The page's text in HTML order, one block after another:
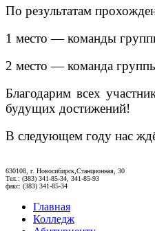
По результатам
1 место — команды
2 место — команда
Благодарим всех
будущих достижений!
В следующем году нас
630108, г. Новосибирск,Станционная, 30
Тел.: (383) 341-85-34, 341-85-93
факс: (383) 341-85-34
Главная
Колледж